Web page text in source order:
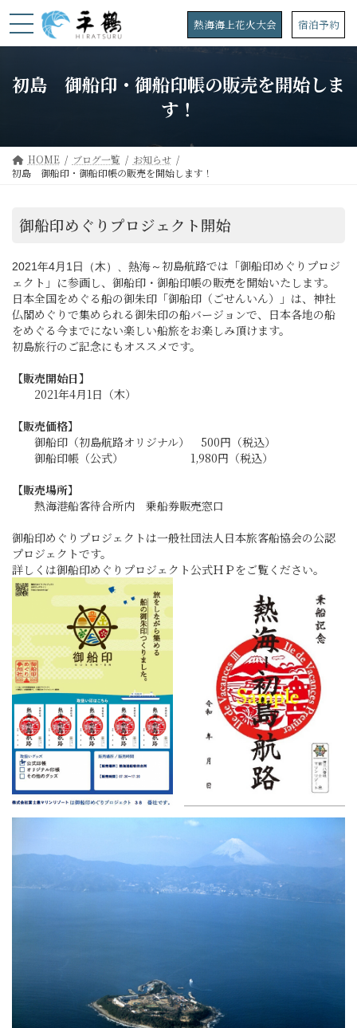
ン
プ
ビ
動
熱海海上花火大会 宿泊予約
初島 御船印・御船印帳の販売を開始しま
す！
HOME ブログ一覧
お知らせ
初島 御船印・御船印帳の販売を開始します！
御船印めぐりプロジェクト開始
2021年4月1日（木）、熱海～初島航路では「御船印めぐりプロジ
ェクト」に参画し、御船印・御船印帳の販売を開始いたします。
日本全国をめぐる船の御朱印「御船印（ごせんいん）」は、神社
仏閣めぐりで集められる御朱印の船バージョンで、日本各地の船
をめぐる今までにない楽しい船旅をお楽しみ頂けます。
初島旅行のご記念にもオススメです。
【販売開始日】
2021年4月1日（木）
【販売価格】
御船印（初島航路オリジナル） 500円（税込）
御船印帳（公式） 1,980円（税込）
【販売場所】
熱海港船客待合所内 乗船券販売窓口
御船印めぐりプロジェクトは一般社団法人日本旅客船協会の公認
プロジェクトです。
詳しくは御船印めぐりプロジェクト公式ＨＰをご覧ください。